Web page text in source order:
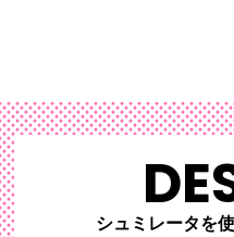
シュミレータを